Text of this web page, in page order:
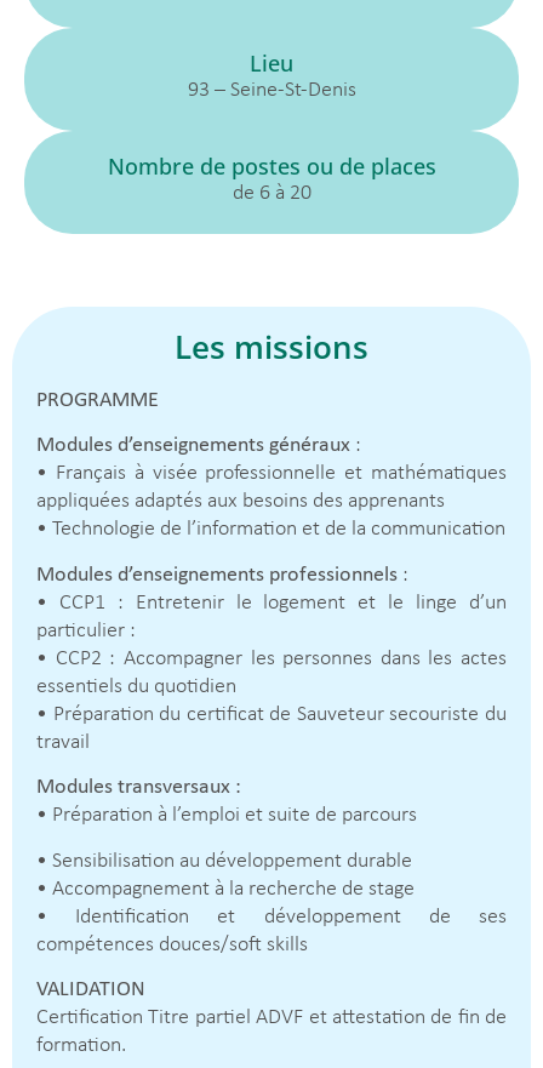
Lieu
93 – Seine-St-Denis
Nombre de postes ou de places
de 6 à 20
Les missions
PROGRAMME
Modules d’enseignements généraux :
• Français à visée professionnelle et mathématiques
appliquées adaptés aux besoins des apprenants
• Technologie de l’information et de la communication
Modules d’enseignements professionnels :
• CCP1 : Entretenir le logement et le linge d’un
particulier :
• CCP2 : Accompagner les personnes dans les actes
essentiels du quotidien
• Préparation du certificat de Sauveteur secouriste du
travail
Modules transversaux :
• Préparation à l’emploi et suite de parcours
• Sensibilisation au développement durable
• Accompagnement à la recherche de stage
• Identification et développement de ses
compétences douces/soft skills
VALIDATION
Certification Titre partiel ADVF et attestation de fin de
formation.